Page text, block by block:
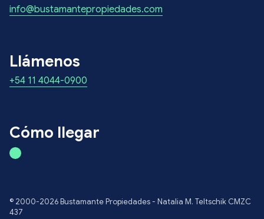
info@bustamantepropiedades.com
Llámenos
+54 11 4044-0900
Cómo llegar
© 2000-2026 Bustamante Propiedades - Natalia M. Teltschik CMZC
437